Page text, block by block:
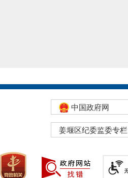
中国政府网
姜堰区纪委监委专栏